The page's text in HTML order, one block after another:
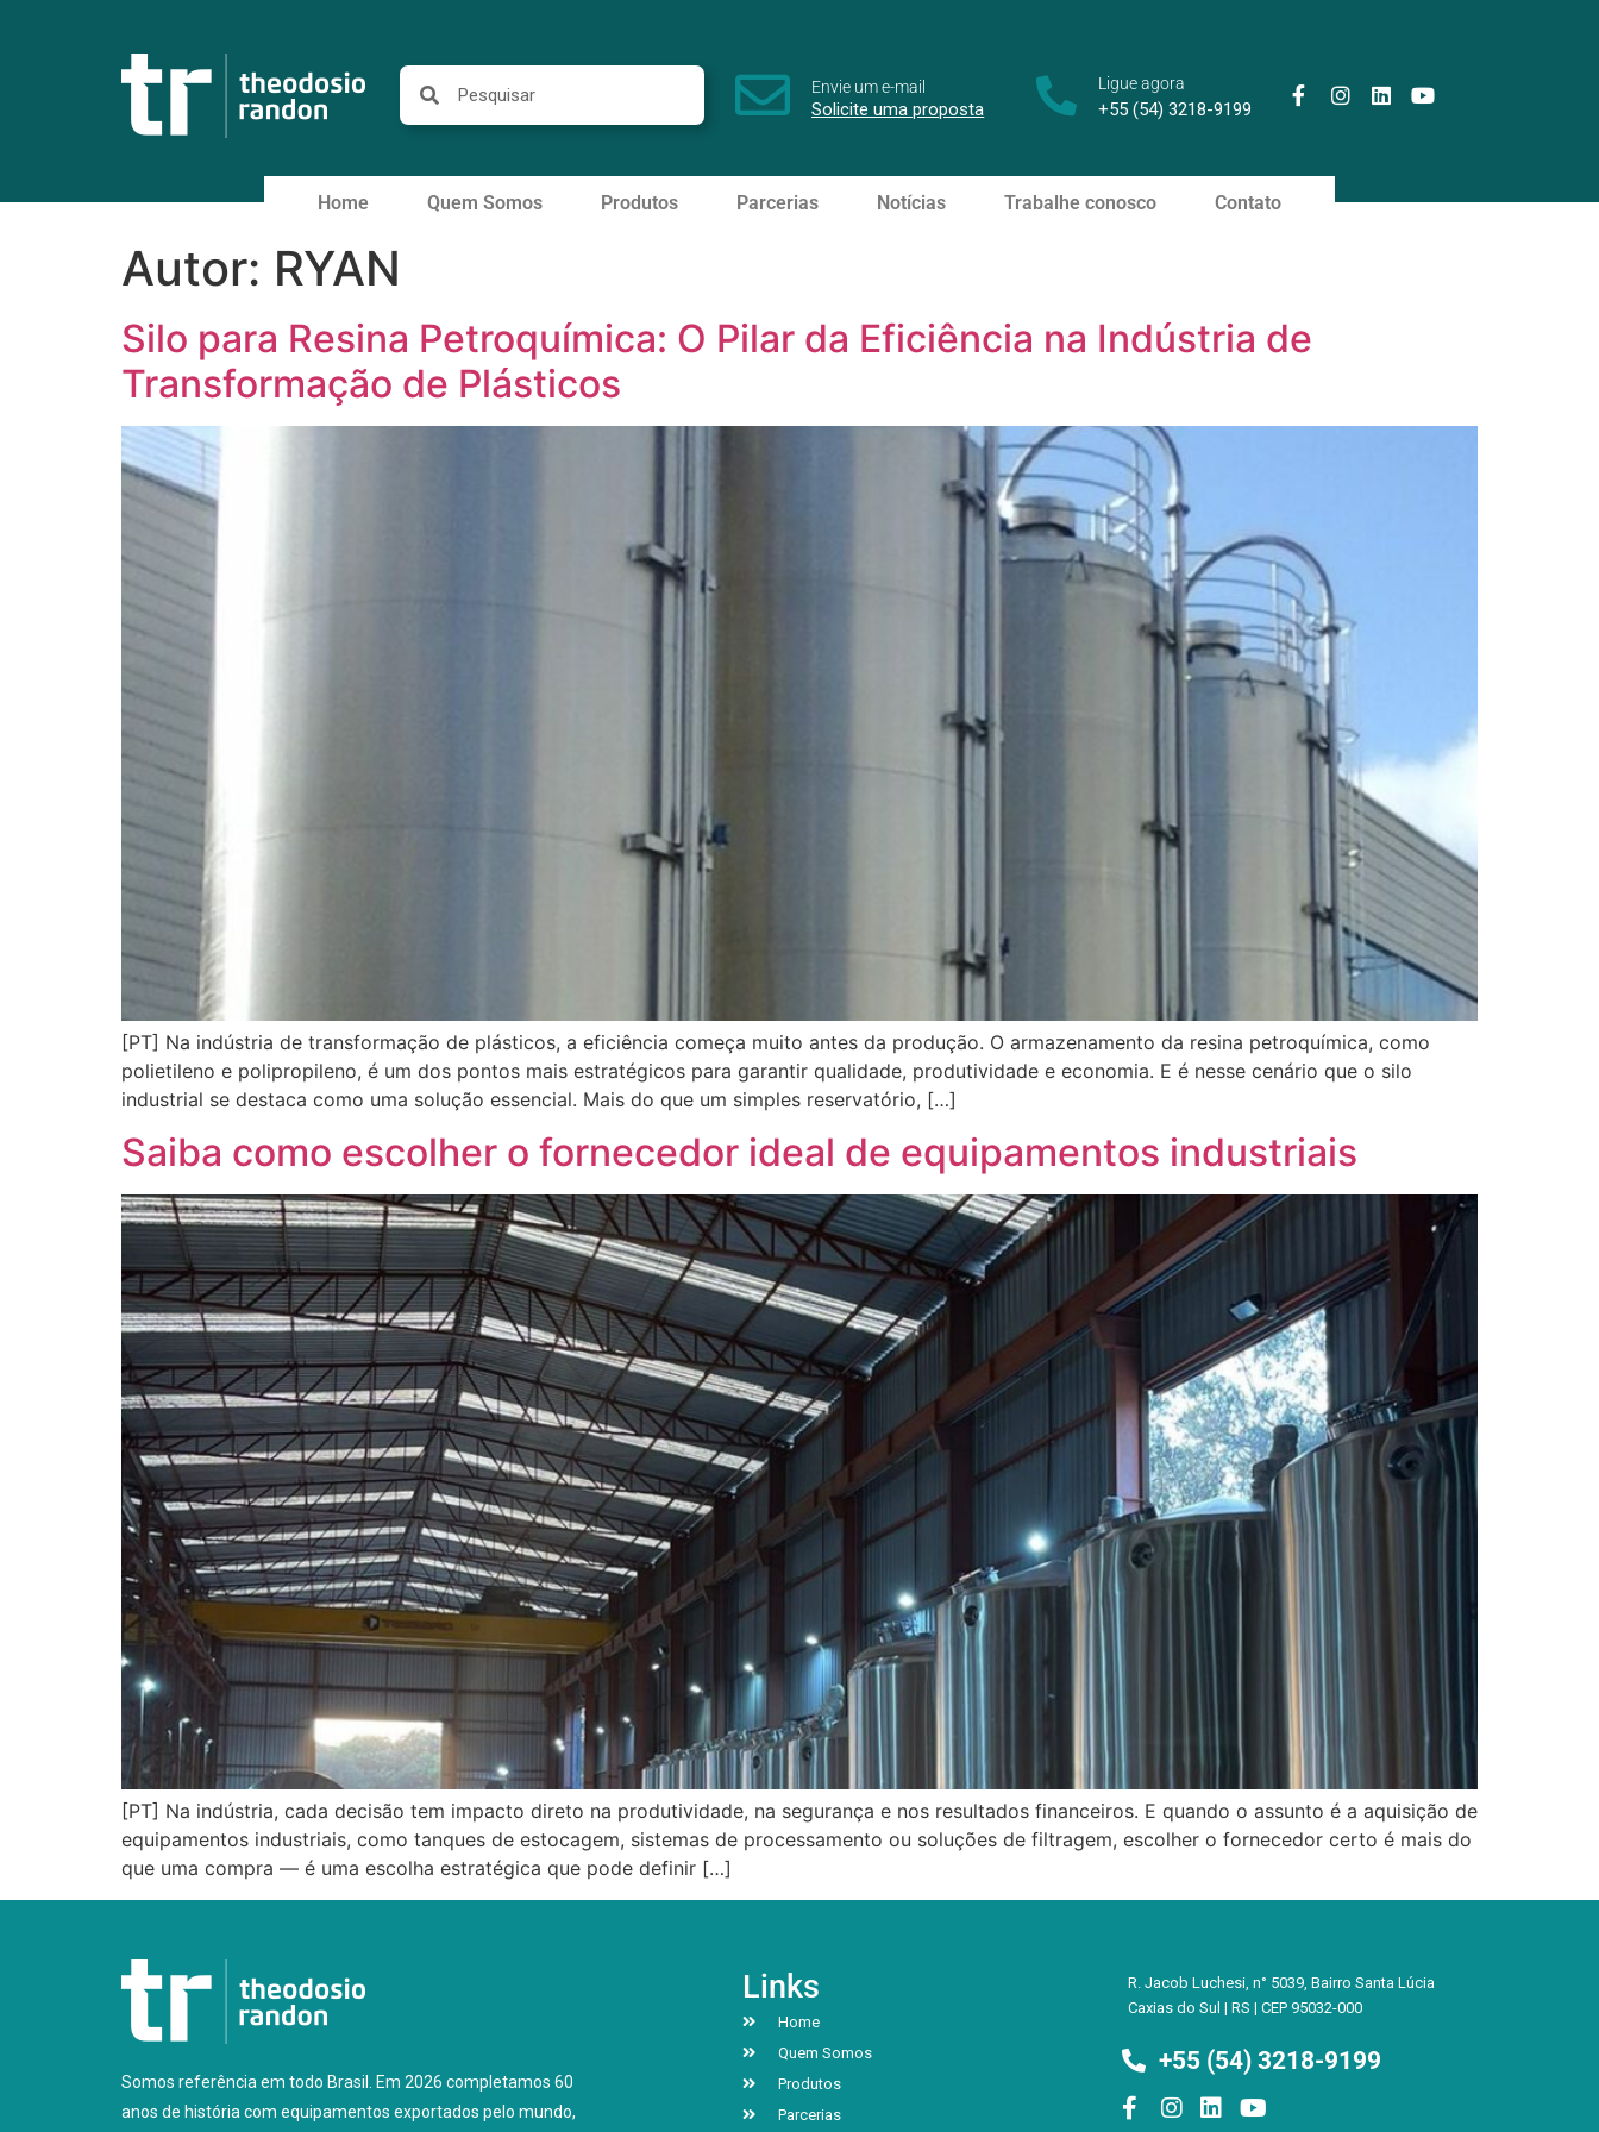
Envie um e-mail
Solicite uma proposta
Ligue agora
+55 (54) 3218-9199
Home Quem Somos Produtos Parcerias Notícias Trabalhe conosco Contato
Autor: RYAN
Silo para Resina Petroquímica: O Pilar da Eficiência na Indústria de
Transformação de Plásticos
[PT] Na indústria de transformação de plásticos, a eficiência começa muito antes da produção. O armazenamento da resina petroquímica, como
polietileno e polipropileno, é um dos pontos mais estratégicos para garantir qualidade, produtividade e economia. E é nesse cenário que o silo
industrial se destaca como uma solução essencial. Mais do que um simples reservatório, […]
Saiba como escolher o fornecedor ideal de equipamentos industriais
[PT] Na indústria, cada decisão tem impacto direto na produtividade, na segurança e nos resultados financeiros. E quando o assunto é a aquisição de
equipamentos industriais, como tanques de estocagem, sistemas de processamento ou soluções de filtragem, escolher o fornecedor certo é mais do
que uma compra — é uma escolha estratégica que pode definir […]
Somos referência em todo Brasil. Em 2026 completamos 60
anos de história com equipamentos exportados pelo mundo,
Links
Home
Quem Somos
Produtos
Parcerias
R. Jacob Luchesi, n° 5039, Bairro Santa Lúcia
Caxias do Sul | RS | CEP 95032-000
+55 (54) 3218-9199